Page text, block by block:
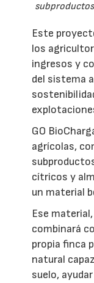
Este
los
ingresos y
del sistema
GO
agrícolas,
cítricos y
un material
Ese
combinará
propia finca
natural
suelo,